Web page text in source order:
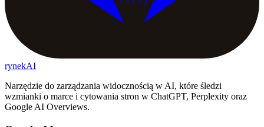
rynekAI
Narzędzie do zarządzania widocznością w AI, które śledzi
wzmianki o marce i cytowania stron w ChatGPT, Perplexity oraz
Google AI Overviews.